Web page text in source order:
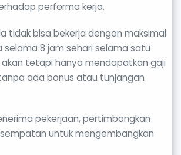
performa kerja.
tidak bisa bekerja dengan maksimal
selama 8 jam sehari selama satu
akan tetapi hanya mendapatkan gaji
ada bonus atau tunjangan
pekerjaan, pertimbangkan
untuk mengembangkan